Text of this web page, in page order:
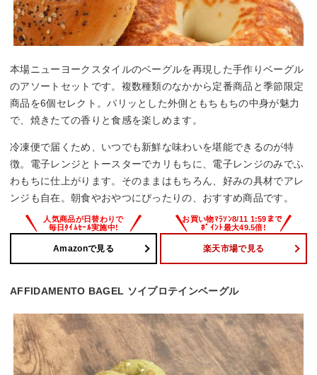
本場ニューヨークスタイルのベーグルを再現した手作りベーグル
のアソートセットです。複数種類のなかから定番商品と季節限定
商品を6個セレクト。パリッとした外側ともちもちの中身が魅力
で、焼きたての香りと食感を楽しめます。
冷凍便で届くため、いつでも新鮮な味わいを堪能できるのが特
徴。電子レンジとトースターでカリもちに、電子レンジのみでふ
わもちに仕上がります。そのままはもちろん、好みの具材でアレ
ンジも自在。朝食やおやつにぴったりの、おすすめ商品です。
Amazonで見る 楽天市場で見る
AFFIDAMENTO BAGEL ソイプロテインベーグル